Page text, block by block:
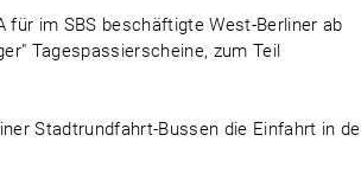
für im SBS beschäftigte West-Berliner ab
Tagespassierscheine, zum Teil
Stadtrundfahrt-Bussen die Einfahrt in